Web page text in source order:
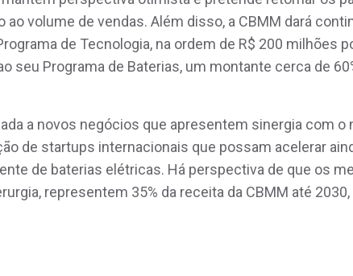
ao volume de vendas. Além disso, a CBMM dará
de Tecnologia, na ordem de R$ 200 milhões
seu Programa de Baterias, um montante cerca de
a novos negócios que apresentem sinergia com o
de startups internacionais que possam acelerar
de baterias elétricas. Há perspectiva de que os
representem 35% da receita da CBMM até 2030,